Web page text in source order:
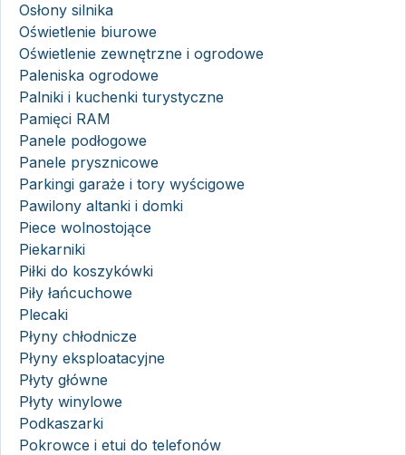
Osłony silnika
Oświetlenie biurowe
Oświetlenie zewnętrzne i ogrodowe
Paleniska ogrodowe
Palniki i kuchenki turystyczne
Pamięci RAM
Panele podłogowe
Panele prysznicowe
Parkingi garaże i tory wyścigowe
Pawilony altanki i domki
Piece wolnostojące
Piekarniki
Piłki do koszykówki
Piły łańcuchowe
Plecaki
Płyny chłodnicze
Płyny eksploatacyjne
Płyty główne
Płyty winylowe
Podkaszarki
Pokrowce i etui do telefonów